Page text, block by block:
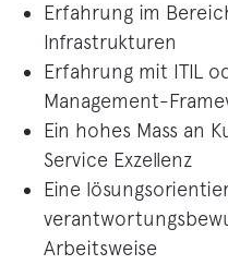
Erfahrung im
Infrastrukturen
Erfahrung mit ITIL
Management-
Ein hohes Mass an
Service Exzellenz
Eine
Arbeitsweise